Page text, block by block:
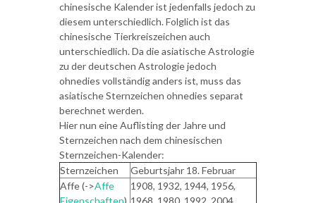
chinesische Kalender ist jedenfalls jedoch zu
diesem unterschiedlich. Folglich ist das
chinesische Tierkreiszeichen auch
unterschiedlich. Da die asiatische Astrologie
zu der deutschen Astrologie jedoch
ohnedies vollständig anders ist, muss das
asiatische Sternzeichen ohnedies separat
berechnet werden.
Hier nun eine Auflisting der Jahre und
Sternzeichen nach dem chinesischen
Sternzeichen-Kalender:
Sternzeichen
Geburtsjahr 18. Februar
Affe (->Affe
Eigenschaften)
1908, 1932, 1944, 1956,
1968, 1980, 1992, 2004,